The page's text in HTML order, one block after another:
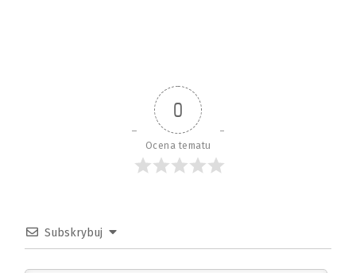
0
Ocena tematu
Subskrybuj